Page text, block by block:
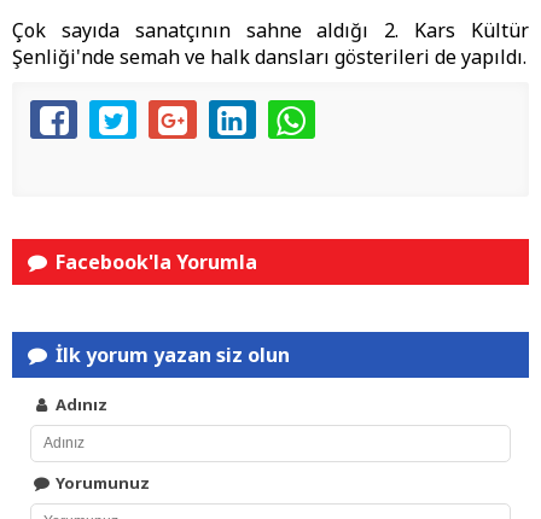
Çok sayıda sanatçının sahne aldığı 2. Kars Kültür
Şenliği'nde semah ve halk dansları gösterileri de yapıldı.
Facebook'la Yorumla
İlk yorum yazan siz olun
Adınız
Yorumunuz